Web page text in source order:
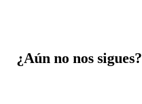
¿Aún no nos sigues?